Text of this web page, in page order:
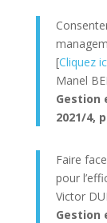
[Cliquez
Manel
Gestion
2021/4,
Faire
pour
Victor
Gestion